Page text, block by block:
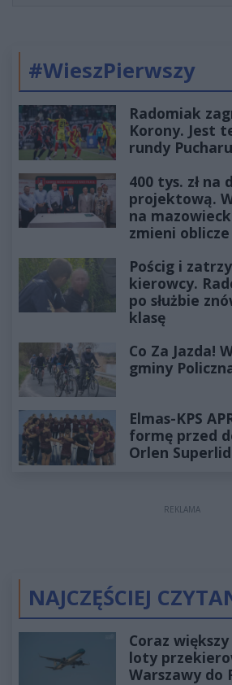
#WieszPierwszy
Radomiak
Korony. Jest
rundy
400 tys. zł
projektową.
na
zmieni oblicze
Pościg i
kierowcy.
po służbie
klasę
Co Za Jazda!
gminy
Elmas-KPS
formę przed
Orlen
REKLAMA
NAJCZĘŚCIEJ
Coraz
loty
Warszawy do